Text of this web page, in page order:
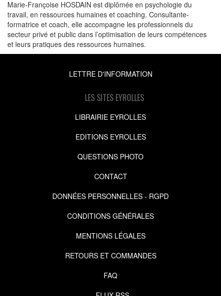
Marie-Françoise HOSDAIN est diplômée en psychologie du
travail, en ressources humaines et coaching. Consultante-
formatrice et coach, elle accompagne les professionnels du
secteur privé et public dans l’optimisation de leurs compétences
et leurs pratiques des ressources humaines.
LETTRE D'INFORMATION
LES SITES EYROLLES
LIBRAIRIE EYROLLES
EDITIONS EYROLLES
QUESTIONS PHOTO
CONTACT
DONNÉES PERSONNELLES - RGPD
CONDITIONS GÉNÉRALES
MENTIONS LÉGALES
RETOURS ET COMMANDES
FAQ